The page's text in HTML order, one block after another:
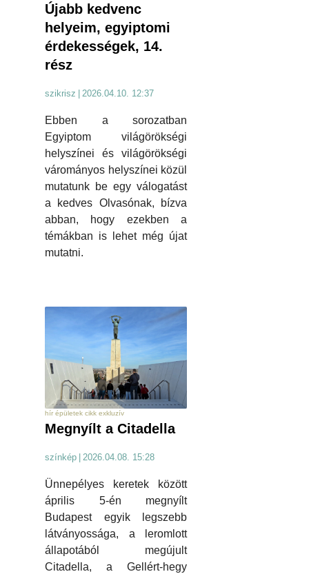
Újabb kedvenc
helyeim, egyiptomi
érdekességek, 14.
rész
szikrisz | 2026.04.10. 12:37
Ebben a sorozatban
Egyiptom világörökségi
helyszínei és világörökségi
várományos helyszínei közül
mutatunk be egy válogatást
a kedves Olvasónak, bízva
abban, hogy ezekben a
témákban is lehet még újat
mutatni.
hír épületek cikk exkluzív
Megnyílt a Citadella
színkép 2026.04.08. 15:28
Ünnepélyes keretek között
április 5-én megnyílt
Budapest egyik legszebb
látványossága, a leromlott
állapotából megújult
Citadella, a Gellért-hegy